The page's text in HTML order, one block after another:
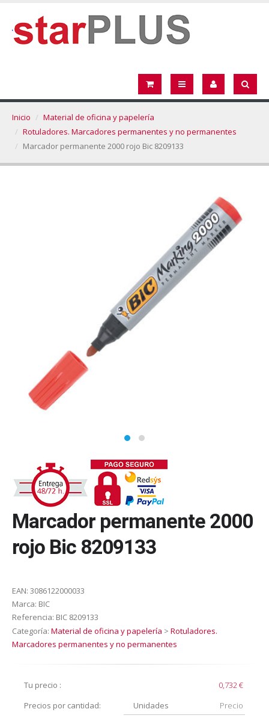
Inicio
Material de oficina y papelería
Rotuladores. Marcadores permanentes y no permanentes
Marcador permanente 2000 rojo Bic 8209133
Marcador permanente 2000
rojo Bic 8209133
EAN: 3086122000033
Marca: BIC
Referencia: BIC 8209133
Categoría: Material de oficina y papelería > Rotuladores.
Marcadores permanentes y no permanentes
Tu precio :
0,732 €
Precios por cantidad:
Unidades
Precio